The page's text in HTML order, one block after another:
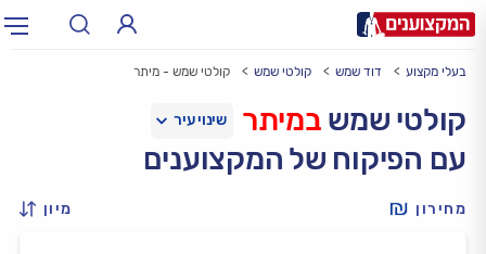
עירעיר: תל אביב, חיפה…
בעלי מקצוע דוד שמש קולטי שמש קולטי שמש - מיתר
קולטי שמש במיתר
עם הפיקוח של המקצוענים
מחירון מיון